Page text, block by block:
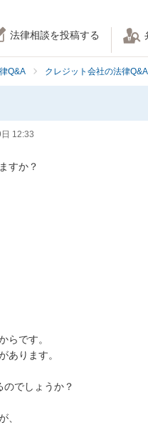
法律相談を投稿する
Q&A クレジット会社の法律Q&A
12:33
すか？
らです。
あります。
でしょうか？
、